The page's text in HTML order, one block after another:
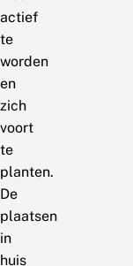
actief
te
worden
en
zich
voort
te
planten.
De
plaatsen
in
huis